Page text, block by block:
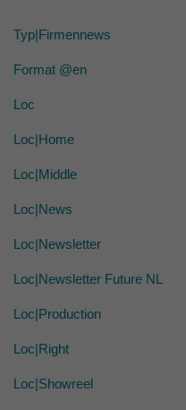
Typ|Firmennews
Format @en
Loc
Loc|Home
Loc|Middle
Loc|News
Loc|Newsletter
Loc|Newsletter Future NL
Loc|Production
Loc|Right
Loc|Showreel